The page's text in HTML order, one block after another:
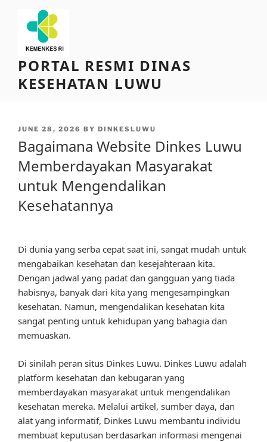
content
PORTAL RESMI DINAS
KESEHATAN LUWU
POSTED
JUNE 28, 2026 BY DINKESLUWU
Bagaimana Website Dinkes Luwu
Memberdayakan Masyarakat
untuk Mengendalikan
Kesehatannya
Di dunia yang serba cepat saat ini, sangat mudah untuk
mengabaikan kesehatan dan kesejahteraan kita.
Dengan jadwal yang padat dan gangguan yang tiada
habisnya, banyak dari kita yang mengesampingkan
kesehatan. Namun, mengendalikan kesehatan kita
sangat penting untuk kehidupan yang bahagia dan
memuaskan.
Di sinilah peran situs Dinkes Luwu. Dinkes Luwu adalah
platform kesehatan dan kebugaran yang
memberdayakan masyarakat untuk mengendalikan
kesehatan mereka. Melalui artikel, sumber daya, dan
alat yang informatif, Dinkes Luwu membantu individu
membuat keputusan berdasarkan informasi mengenai